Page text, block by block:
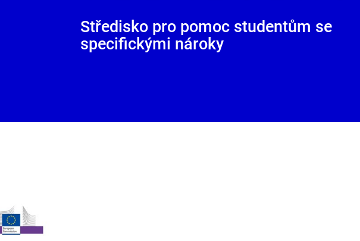
Středisko pro pomoc studentům se
specifickými nároky